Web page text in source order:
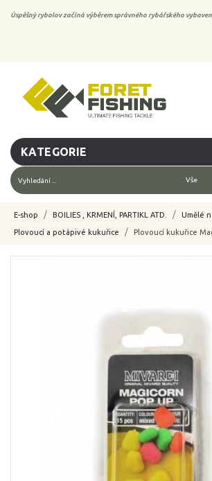
Úspěšný rybolov začíná výběrem správného rybářského
KATEGORIE
E-shop BOILIES , KRMENÍ, PARTIKL ATD. Umělé
Plovoucí a potápivé kukuřice Plovoucí kukuřice